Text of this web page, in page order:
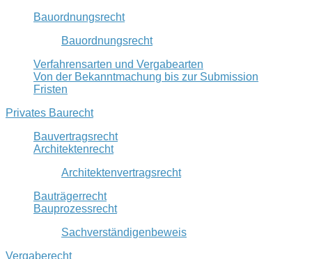
Bauordnungsrecht
Bauordnungsrecht
Verfahrensarten und Vergabearten
Von der Bekanntmachung bis zur Submission
Fristen
Privates Baurecht
Bauvertragsrecht
Architektenrecht
Architektenvertragsrecht
Bauträgerrecht
Bauprozessrecht
Sachverständigenbeweis
Vergaberecht